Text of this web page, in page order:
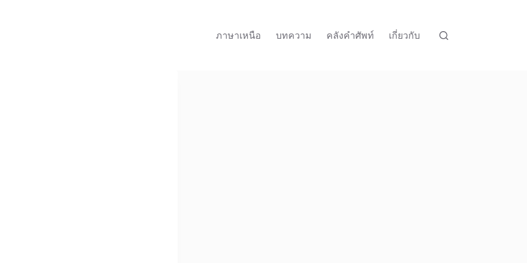
ภาษาเหนือ
บทความ คลังคำศัพท์ เกี่ยวกับ